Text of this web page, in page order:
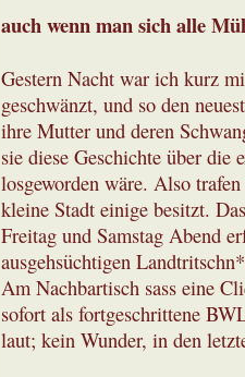
auch wenn man sich alle
Gestern Nacht war ich kurz
geschwänzt, und so den
ihre Mutter und deren
sie diese Geschichte über die
losgeworden wäre. Also
kleine Stadt einige besitzt.
Freitag und Samstag Abend
ausgehsüchtigen
Am Nachbartisch sass eine
sofort als fortgeschrittene
laut; kein Wunder, in den